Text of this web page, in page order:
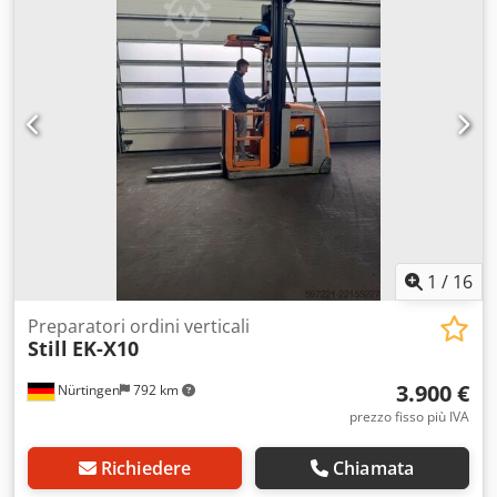
lunghezza delle forche:1.200 mm , peso complessivo:
, 5116628 Numero di serie: 612101V00139 Csdpeyx
Ralsfx Ag Derf Specifiche della batteria: 24 Volt, 840 Ah.
1 / 16
Nürtingen 792 km
Preparatori ordini verticali
Still EK-X10
3.900 €
prezzo fisso più IVA
Richiedere Chiamata